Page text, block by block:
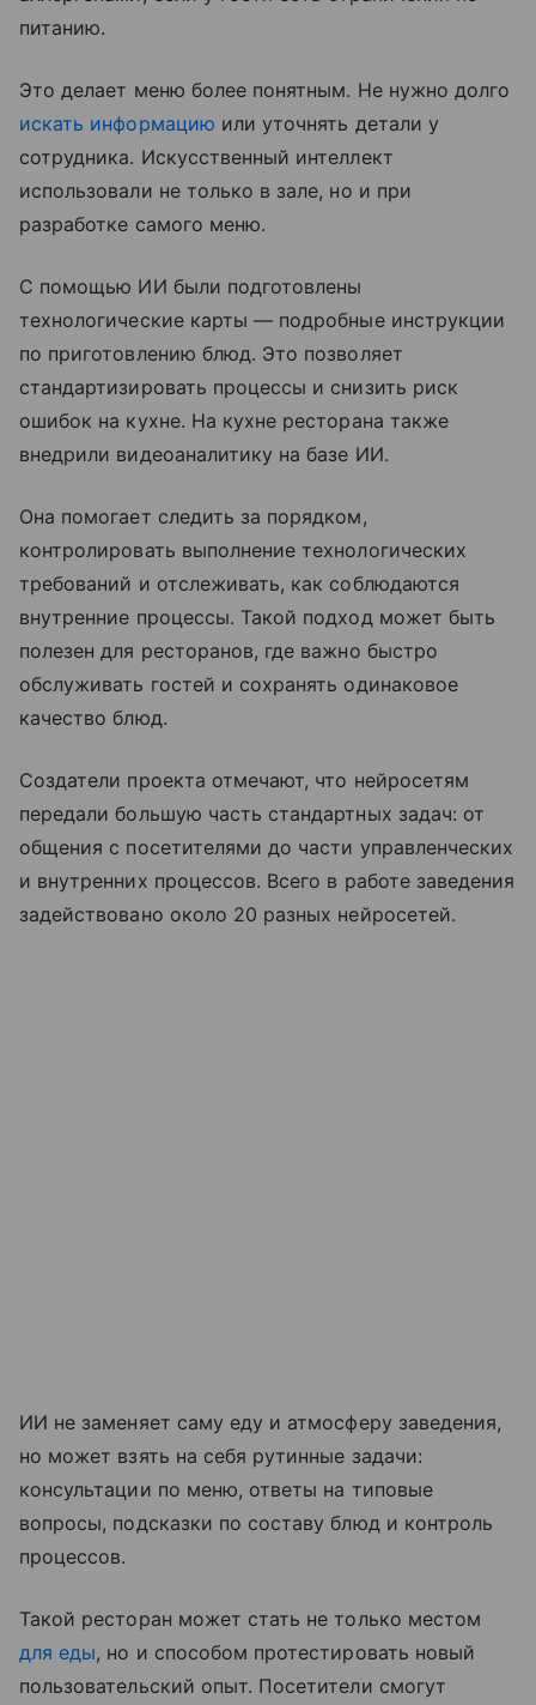
питанию.
Это делает меню более понятным. Не нужно долго
искать информацию или уточнять детали у
сотрудника. Искусственный интеллект
использовали не только в зале, но и при
разработке самого меню.
С помощью ИИ были подготовлены
технологические карты — подробные инструкции
по приготовлению блюд. Это позволяет
стандартизировать процессы и снизить риск
ошибок на кухне. На кухне ресторана также
внедрили видеоаналитику на базе ИИ.
Она помогает следить за порядком,
контролировать выполнение технологических
требований и отслеживать, как соблюдаются
внутренние процессы. Такой подход может быть
полезен для ресторанов, где важно быстро
обслуживать гостей и сохранять одинаковое
качество блюд.
Создатели проекта отмечают, что нейросетям
передали большую часть стандартных задач: от
общения с посетителями до части управленческих
и внутренних процессов. Всего в работе заведения
задействовано около 20 разных нейросетей.
ИИ не заменяет саму еду и атмосферу заведения,
но может взять на себя рутинные задачи:
консультации по меню, ответы на типовые
вопросы, подсказки по составу блюд и контроль
процессов.
Такой ресторан может стать не только местом
для еды, но и способом протестировать новый
пользовательский опыт. Посетители смогут